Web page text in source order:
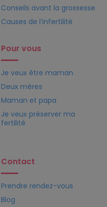
Conseils avant la grossesse
Causes de l’infertilité
Pour vous
Je veux être maman
Deux mères
Maman et papa
Je veux préserver ma
fertilité
Contact
Prendre rendez-vous
Blog